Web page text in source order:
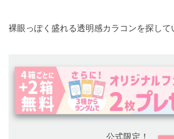
裸眼っぽく盛れる透明感カラコンを探して
公式限定！